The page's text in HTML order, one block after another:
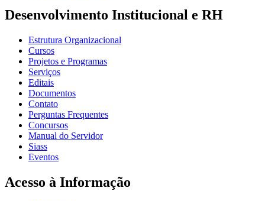
Desenvolvimento Institucional e RH
Estrutura Organizacional
Cursos
Projetos e Programas
Serviços
Editais
Documentos
Contato
Perguntas Frequentes
Concursos
Manual do Servidor
Siass
Eventos
Acesso à Informação